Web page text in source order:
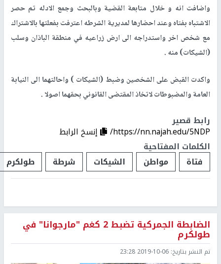
واضافت انه و خلال متابعة القضية وبالبحث وجمع الادله تم حصر
الاشتباه بفتاه وعند احضارها لمديرية الشرطه اعترفت بفعلتها بالاشتراك
مع شخص اخر واستدراجه الى ارض زراعيه في منطقة الباذان وسلب
(الشيكات) منه .
واكدت القبض على الشخصين وضبط (الشيكات ) واحالتهما الى النيابة
العامة والمضبوطات لاتخاذ المقتضى القانوني بحقهما اصولا .
رابط قصير
https://nn.najah.edu/5NDP/
إنسخ الرابط
الكلمات المفتاحية
فتاة
مواطن الشيكات شرطة طولكرم
الضابطة الجمركية تضبط 2 كغم "مارجوانا" في
طولكرم
تم النشر بتاريخ: 2019-10-06 23:28